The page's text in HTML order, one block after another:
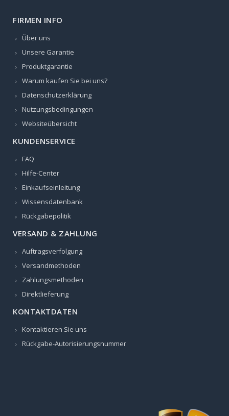
FIRMEN INFO
Über uns
Unsere Garantie
Produktgarantie
Warum kaufen Sie bei uns?
Datenschutzerklärung
Nutzungsbedingungen
Websiteübersicht
KUNDENSERVICE
FAQ
Hilfe-Center
Einkaufseinleitung
Wissensdatenbank
Rückgabepolitik
VERSAND & ZAHLUNG
Auftragsverfolgung
Versandmethoden
Zahlungsmethoden
Direktlieferung
KONTAKTDATEN
Kontaktieren Sie uns
Rückgabe-Autorisierungsnummer